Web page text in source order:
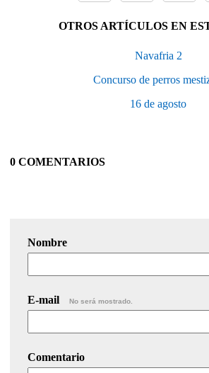
OTROS ARTÍCULOS EN
Navafria 2
Concurso de perros
16 de agosto
0 COMENTARIOS
Nombre
E-mail No será mostrado.
Comentario